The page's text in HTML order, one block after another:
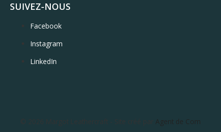
SUIVEZ-NOUS
Facebook
Instagram
LinkedIn
© 2026 Margot Leathercraft - Site créé par Agent de Com